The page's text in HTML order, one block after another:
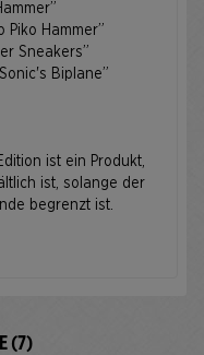
Piko Hammer”
Sneakers”
Biplane”
ist ein Produkt,
ist, solange der
begrenzt ist.
(7)